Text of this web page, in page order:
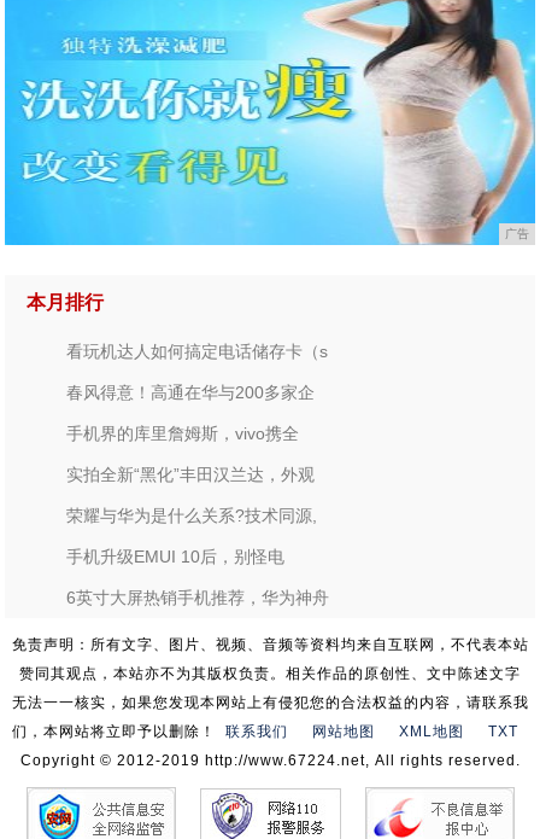
广告
本月排行
看玩机达人如何搞定电话储存卡（s
春风得意！高通在华与200多家企
手机界的库里詹姆斯，vivo携全
实拍全新“黑化”丰田汉兰达，外观
荣耀与华为是什么关系?技术同源,
手机升级EMUI 10后，别怪电
6英寸大屏热销手机推荐，华为神舟
免责声明：所有文字、图片、视频、音频等资料均来自互联网，不代表本站
赞同其观点，本站亦不为其版权负责。相关作品的原创性、文中陈述文字
无法一一核实，如果您发现本网站上有侵犯您的合法权益的内容，请联系我
们，本网站将立即予以删除！
联系我们 网站地图 XML地图
TXT
Copyright © 2012-2019 http://www.67224.net, All rights reserved.